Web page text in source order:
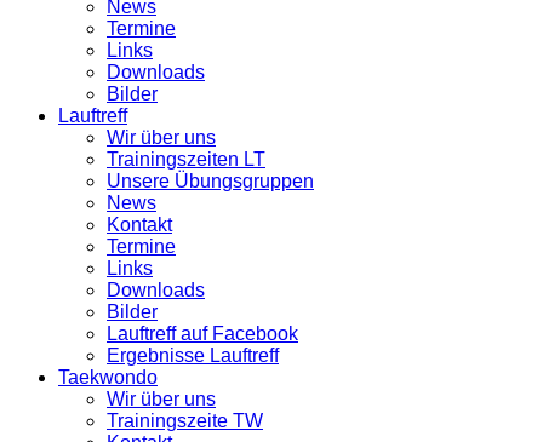
News
Termine
Links
Downloads
Bilder
Lauftreff
Wir über uns
Trainingszeiten LT
Unsere Übungsgruppen
News
Kontakt
Termine
Links
Downloads
Bilder
Lauftreff auf Facebook
Ergebnisse Lauftreff
Taekwondo
Wir über uns
Trainingszeite TW